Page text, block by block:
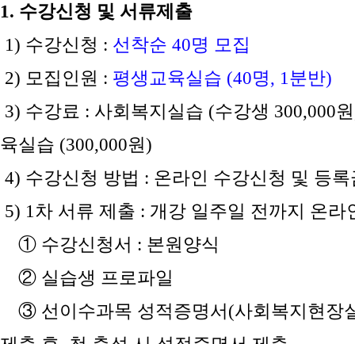
1. 수강신청 및 서류제출
1) 수강신청 : 선착순 40명 모집
2) 모집인원 : 평생교육실습 (40명, 1분반)
3) 수강료 : 사회복지실습 (수강생 300,000
육실습 (300,000원)
4) 수강신청 방법 : 온라인 수강신청 및 등
5) 1차 서류 제출 : 개강 일주일 전까지 온라
① 수강신청서 : 본원양식
② 실습생 프로파일
③ 선이수과목 성적증명서(사회복지현장